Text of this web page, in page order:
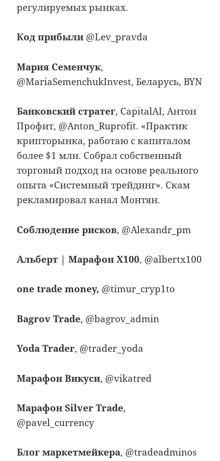
регулируемых рынках.
Код прибыли @Lev_pravda
Мария Семенчук,
@MariaSemenchukInvest, Беларусь, BYN
Банковский стратег, CapitalAI, Антон
Профит, @Anton_Ruprofit. «Практик
крипторынка, работаю с капиталом
более $1 млн. Собрал собственный
торговый подход на основе реального
опыта «Системный трейдинг». Скам
рекламировал канал Монтян.
Соблюдение рисков, @Alexandr_pm
Альберт | Марафон Х100, @albertx100
one trade money, @timur_cryp1to
Bagrov Trade, @bagrov_admin
Yoda Trader, @trader_yoda
Марафон Викуси, @vikatred
Марафон Silver Trade,
@pavel_currency
Блог маркетмейкера, @tradeadminos